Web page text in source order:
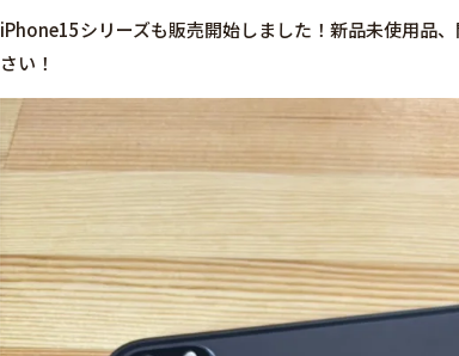
iPhone15シリーズも販売開始しました！新品未使用品
さい！